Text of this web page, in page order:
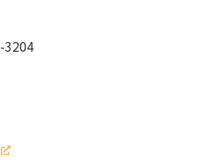
3204